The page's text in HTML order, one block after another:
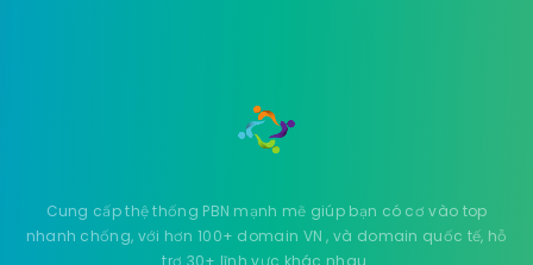
Cung cấp thệ thống PBN mạnh mẽ giúp bạn có cơ vào top
nhanh chống, với hơn 100+ domain VN , và domain quốc tế, hỗ
trợ 30+ lĩnh vực khác nhau.